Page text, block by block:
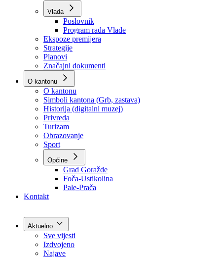
*Odluke
*Zaključci
*Poslanička pitanja
Vlada
Poslovnik
Program rada Vlade
Ekspoze premijera
Strategije
Planovi
Značajni dokumenti
O kantonu
O kantonu
Simboli kantona (Grb, zastava)
Historija (digitalni muzej)
Privreda
Turizam
Obrazovanje
Sport
Općine
Kontakt
Aktuelno